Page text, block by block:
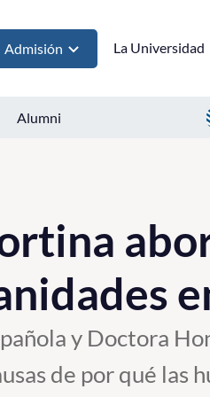
Admisión La Universidad
Alumni
y Doctora
de por qué las